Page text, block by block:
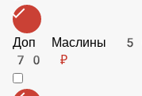
Доп Чили перец 20 гр
70 ₽